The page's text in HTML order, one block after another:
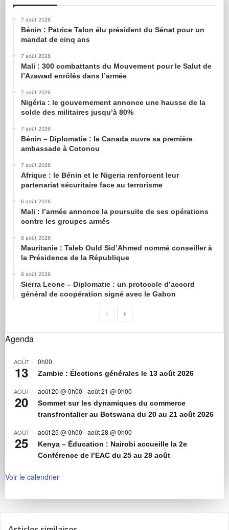
7 août 2026
Bénin : Patrice Talon élu président du Sénat pour un
mandat de cinq ans
7 août 2026
Mali : 300 combattants du Mouvement pour le Salut de
l’Azawad enrôlés dans l’armée
7 août 2026
Nigéria : le gouvernement annonce une hausse de la
solde des militaires jusqu’à 80%
7 août 2026
Bénin – Diplomatie : le Canada ouvre sa première
ambassade à Cotonou
7 août 2026
Afrique : le Bénin et le Nigeria renforcent leur
partenariat sécuritaire face au terrorisme
6 août 2026
Mali : l’armée annonce la poursuite de ses opérations
contre les groupes armés
6 août 2026
Mauritanie : Taleb Ould Sid’Ahmed nommé conseiller à
la Présidence de la République
6 août 2026
Sierra Leone – Diplomatie : un protocole d’accord
général de coopération signé avec le Gabon
Agenda
AOÛT
13
0h00
Zambie : Élections générales le 13 août 2026
AOÛT
20
août 20 @ 0h00 -août 21 @ 0h00
Sommet sur les dynamiques du commerce
transfrontalier au Botswana du 20 au 21 août 2026
AOÛT
25
août 25 @ 0h00 -août 28 @ 0h00
Kenya – Éducation : Nairobi accueille la 2e
Conférence de l’EAC du 25 au 28 août
Voir le calendrier